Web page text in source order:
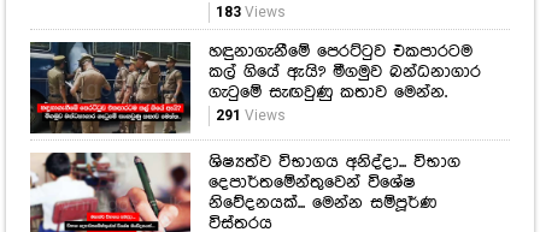
183Views
හඳුනාගැනීමේ පෙරට්ටුව එකපාරටම
කල් ගියේ ඇයි? මීගමුව බන්ධනාගාර
ගැටුමේ සැඟවුණු කතාව මෙන්න.
291 Views
ශිෂ්‍යත්ව විභාගය අනිද්දා... විභාග
දෙපාර්තමේන්තුවෙන් විශේෂ
නිවේදනයක්... මෙන්න සම්පූර්ණ
විස්තරය